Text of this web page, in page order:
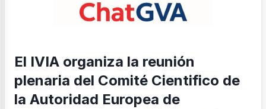
El IVIA organiza la reunión
plenaria del Comité Cientifico de
la Autoridad Europea de